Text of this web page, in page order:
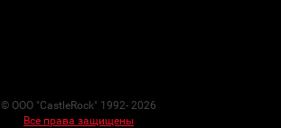
© ООО "CastleRock" 1992- 2026
Все права защищены